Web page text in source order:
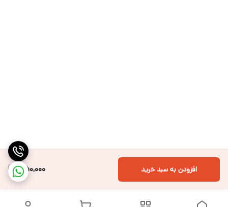
550,000 افزودن به سبد خرید